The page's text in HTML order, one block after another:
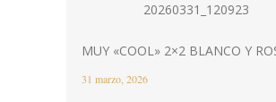
MUY «COOL» 2×2 BLANCO Y
31 marzo, 2026